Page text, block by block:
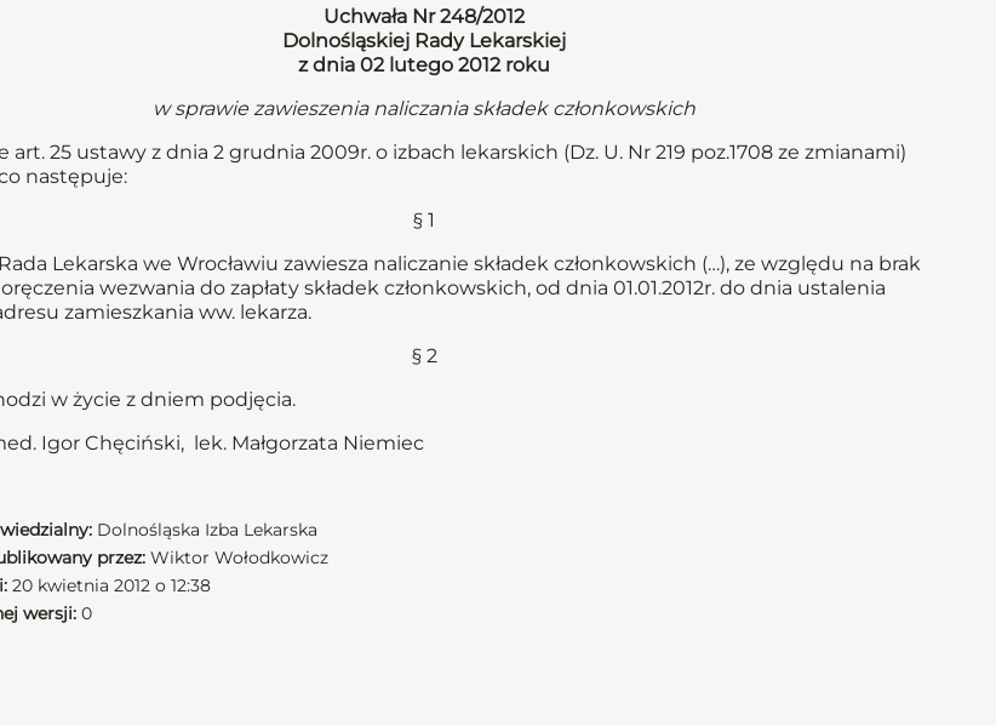
Uchwała Nr 248/2012
Dolnośląskiej Rady Lekarskiej
z dnia 02 lutego 2012 roku
w sprawie zawieszenia naliczania składek członkowskich
art. 25 ustawy z dnia 2 grudnia 2009r. o izbach lekarskich (Dz. U. Nr 219 poz.1708 ze zmianami)
następuje:
§ 1
Lekarska we Wrocławiu zawiesza naliczanie składek członkowskich (…), ze względu na brak
wezwania do zapłaty składek członkowskich, od dnia 01.01.2012r. do dnia ustalenia
zamieszkania ww. lekarza.
§ 2
w życie z dniem podjęcia.
Igor Chęciński, lek. Małgorzata Niemiec
Dolnośląska Izba Lekarska
przez: Wiktor Wołodkowicz
20 kwietnia 2012 o 12:38
wersji: 0